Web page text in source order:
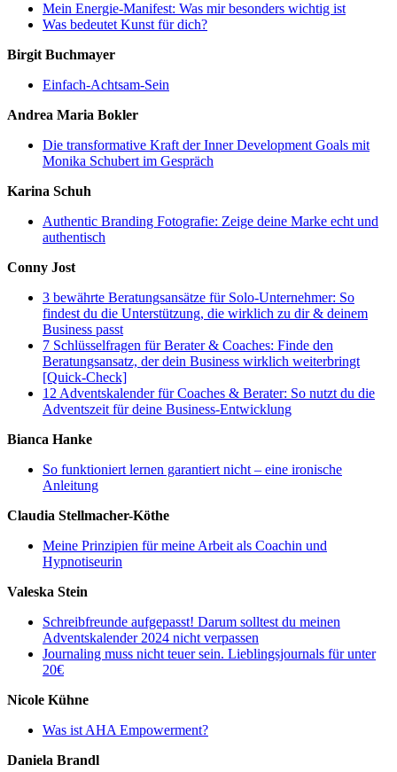
Mein Energie-Manifest: Was mir besonders wichtig ist
Was bedeutet Kunst für dich?
Birgit Buchmayer
Einfach-Achtsam-Sein
Andrea Maria Bokler
Die transformative Kraft der Inner Development Goals mit
Monika Schubert im Gespräch
Karina Schuh
Authentic Branding Fotografie: Zeige deine Marke echt und
authentisch
Conny Jost
3 bewährte Beratungsansätze für Solo-Unternehmer: So
findest du die Unterstützung, die wirklich zu dir & deinem
Business passt
7 Schlüsselfragen für Berater & Coaches: Finde den
Beratungsansatz, der dein Business wirklich weiterbringt
[Quick-Check]
12 Adventskalender für Coaches & Berater: So nutzt du die
Adventszeit für deine Business-Entwicklung
Bianca Hanke
So funktioniert lernen garantiert nicht – eine ironische
Anleitung
Claudia Stellmacher-Köthe
Meine Prinzipien für meine Arbeit als Coachin und
Hypnotiseurin
Valeska Stein
Schreibfreunde aufgepasst! Darum solltest du meinen
Adventskalender 2024 nicht verpassen
Journaling muss nicht teuer sein. Lieblingsjournals für unter
20€
Nicole Kühne
Was ist AHA Empowerment?
Daniela Brandl